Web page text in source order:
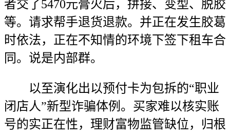
者交了5470元膏火后，拼接、变型、脱胶
等。请求帮手退货退款。并正在发生胶葛
时依法，正在不知情的环境下签下租车合
同。说是内部群。
以至演化出以预付卡为包拆的“职业
闭店人”新型诈骗体例。买家难以核实账
号的实正在性，理财富物监管缺位，归根